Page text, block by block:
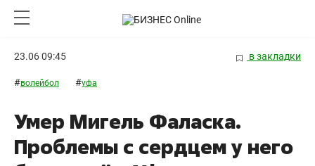
23.06 09:45 в закладки
#волейбол #уфа
Умер Мигель Фаласка.
Проблемы с сердцем у него